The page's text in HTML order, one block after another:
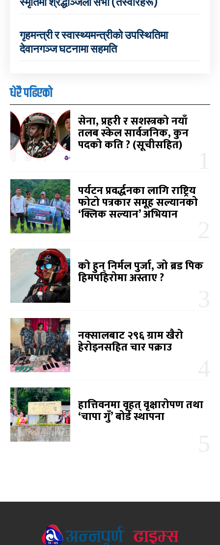
गृहमन्त्री र स्वास्थ्यमन्त्रीको उपस्थितिमा
देवानगञ्ज घटनामा सहमति
धेरै पढिएको
सेना, प्रहरी र सशस्त्रको नयाँ
तलब स्केल सार्वजनिक, कुन
पदको कति ? (सूचीसहित)
पर्यटन प्रवर्द्धनका लागि राष्ट्रिय
फोटो पत्रकार समूह सल्यानको
‘क्लिक सल्यान’ अभियान
को हुन् निर्मल पुर्जा, जो ब्रड पिक
हिमपहिरोमा अस्ताए ?
नक्सालबाट २९६ ग्राम खैरो
हेरोइनसहित चार पक्राउ
हात्तिवनमा वृहत् वृक्षारोपण तथा
‘चापा गुँ’ बोर्ड स्थापना